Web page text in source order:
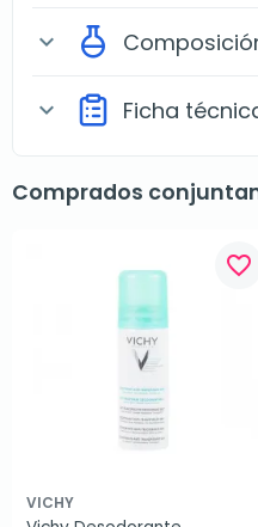
expand_more
expand_more Ficha
Comprados
favorite_border
VICHY